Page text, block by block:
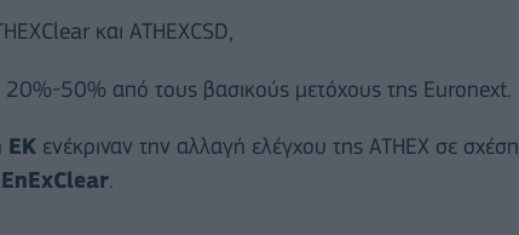
και ATHEXCSD,
50% από τους βασικούς μετόχους της Euronext.
ΕΚ ενέκριναν την αλλαγή ελέγχου της ATHEX σε σχέση
EnExClear.